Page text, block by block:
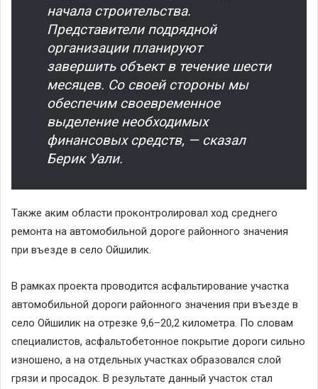
начала строительства.
Представители подрядной
организации планируют
завершить объект в течение шести
месяцев. Со своей стороны мы
обеспечим своевременное
выделение необходимых
финансовых средств, — сказал
Берик Уали.
Также аким области проконтролировал ход среднего
ремонта на автомобильной дороге районного значения
при въезде в село Ойшилик.
В рамках проекта проводится асфальтирование участка
автомобильной дороги районного значения при въезде в
село Ойшилик на отрезке 9,6–20,2 километра. По словам
специалистов, асфальтобетонное покрытие дороги сильно
изношено, а на отдельных участках образовался слой
грязи и просадок. В результате данный участок стал